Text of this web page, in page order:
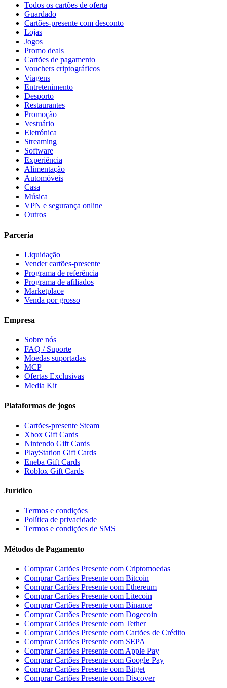
Todos os cartões de oferta
Guardado
Cartões-presente com desconto
Lojas
Jogos
Promo deals
Cartões de pagamento
Vouchers criptográficos
Viagens
Entretenimento
Desporto
Restaurantes
Promoção
Vestuário
Eletrónica
Streaming
Software
Experiência
Alimentação
Automóveis
Casa
Música
VPN e segurança online
Outros
Parceria
Liquidação
Vender cartões-presente
Programa de referência
Programa de afiliados
Marketplace
Venda por grosso
Empresa
Sobre nós
FAQ / Suporte
Moedas suportadas
MCP
Ofertas Exclusivas
Media Kit
Plataformas de jogos
Cartões-presente Steam
Xbox Gift Cards
Nintendo Gift Cards
PlayStation Gift Cards
Eneba Gift Cards
Roblox Gift Cards
Jurídico
Termos e condições
Política de privacidade
Termos e condições de SMS
Métodos de Pagamento
Comprar Cartões Presente com Criptomoedas
Comprar Cartões Presente com Bitcoin
Comprar Cartões Presente com Ethereum
Comprar Cartões Presente com Litecoin
Comprar Cartões Presente com Binance
Comprar Cartões Presente com Dogecoin
Comprar Cartões Presente com Tether
Comprar Cartões Presente com Cartões de Crédito
Comprar Cartões Presente com SEPA
Comprar Cartões Presente com Apple Pay
Comprar Cartões Presente com Google Pay
Comprar Cartões Presente com Bitget
Comprar Cartões Presente com Discover